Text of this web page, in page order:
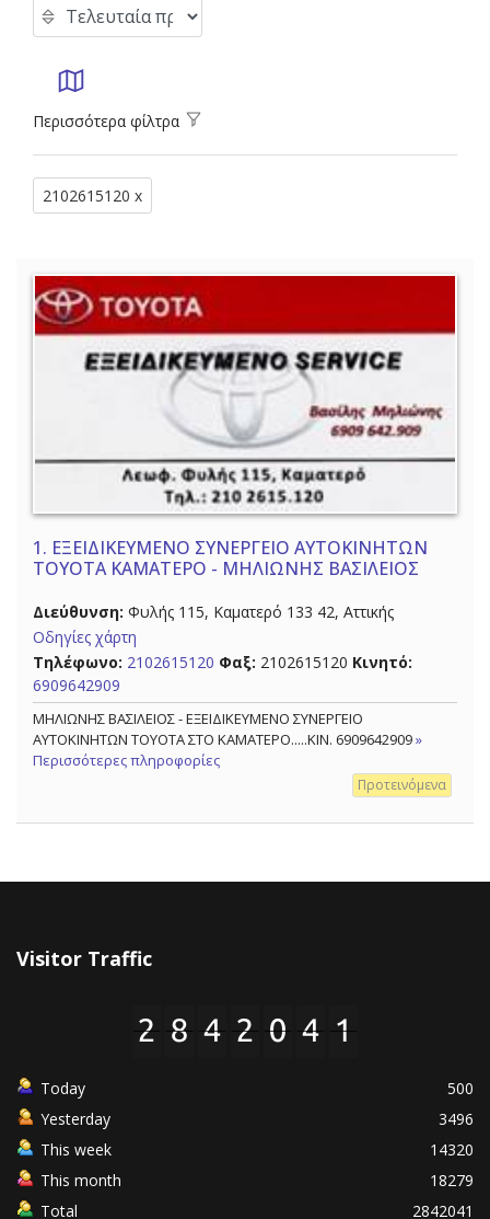
Περισσότερα φίλτρα
2102615120 x
1. ΕΞΕΙΔΙΚΕΥΜΕΝΟ ΣΥΝΕΡΓΕΙΟ ΑΥΤΟΚΙΝΗΤΩΝ
TOYOTA ΚΑΜΑΤΕΡΟ - ΜΗΛΙΩΝΗΣ ΒΑΣΙΛΕΙΟΣ
Διεύθυνση: Φυλής 115, Καματερό 133 42, Αττικής
Οδηγίες χάρτη
Τηλέφωνο: 2102615120 Φαξ: 2102615120 Κινητό:
6909642909
ΜΗΛΙΩΝΗΣ ΒΑΣΙΛΕΙΟΣ - ΕΞΕΙΔΙΚΕΥΜΕΝΟ ΣΥΝΕΡΓΕΙΟ
ΑΥΤΟΚΙΝΗΤΩΝ TOYOTA ΣΤΟ ΚΑΜΑΤΕΡΟ.....ΚΙΝ. 6909642909»
Περισσότερες πληροφορίες
Προτεινόμενα
Visitor Traffic
Today
500
Yesterday
3496
This week
14320
This month
18279
Total
2842041